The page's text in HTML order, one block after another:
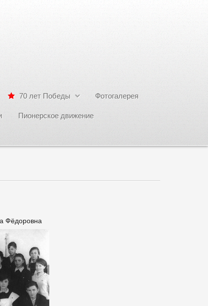
70 лет Победы Фотогалерея
Пионерское движение
Фёдоровна